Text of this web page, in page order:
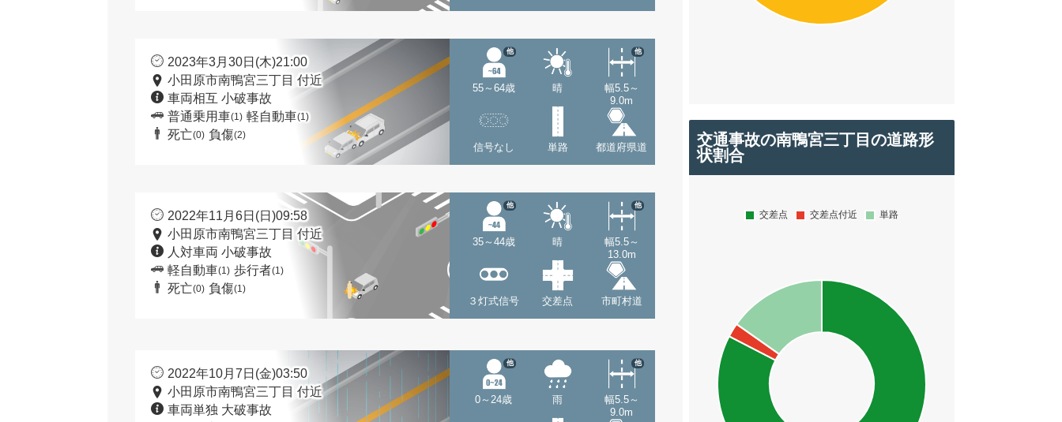
2023年3月30日(木)21:00
小田原市南鴨宮三丁目 付近
車両相互 小破事故
普通乗用車(1) 軽自動車(1)
死亡(0) 負傷(2)
55～64歳
他
晴
幅5.5～
9.0m
他
信号なし 単路 都道府県道
2022年11月6日(日)09:58
小田原市南鴨宮三丁目 付近
人対車両 小破事故
軽自動車(1) 歩行者(1)
死亡(0) 負傷(1)
35～44歳
他
晴
幅5.5～
13.0m
他
３灯式信号 交差点 市町村道
2022年10月7日(金)03:50
小田原市南鴨宮三丁目 付近
車両単独 大破事故
0～24歳
他
雨
幅5.5～
9.0m
他
交通事故の南鴨宮三丁目の道路形
状割合